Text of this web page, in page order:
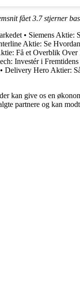
fået3.7stjerner
• Siemens Aktie:
Aktie: Se
Få et Overblik Over
Investér i
• Delivery Hero Aktier:
kan give os en
partnere og kan